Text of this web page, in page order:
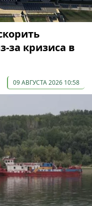
за кризиса в
09 АВГУСТА 2026 10:58